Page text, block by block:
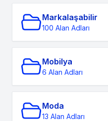
Markalaşabilir
100 Alan Adları
Mobilya
6 Alan Adları
Moda
13 Alan Adları